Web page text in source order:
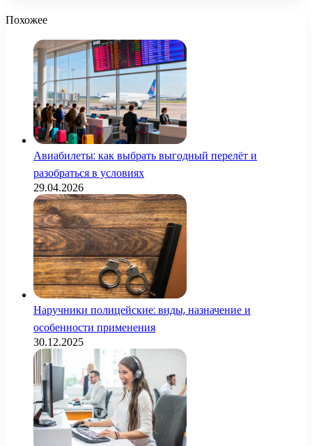
Похожее
Авиабилеты: как выбрать выгодный перелёт и
разобраться в условиях
29.04.2026
Наручники полицейские: виды, назначение и
особенности применения
30.12.2025